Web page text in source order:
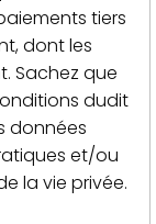
tiers
dont les
Sachez que
dudit
données
et/ou
la vie privée.